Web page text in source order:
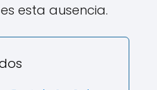
esta ausencia.